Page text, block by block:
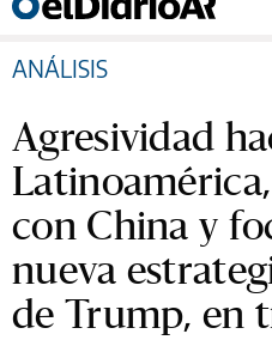
ANÁLISIS
Agresividad
con China y
nueva
de Trump, en